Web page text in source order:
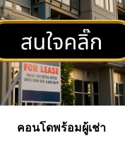
คอนโดพร้อมผู้เช่า